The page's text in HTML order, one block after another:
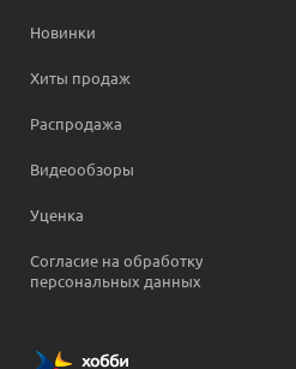
Новинки
Хиты продаж
Распродажа
Видеообзоры
Уценка
Согласие на обработку
персональных данных